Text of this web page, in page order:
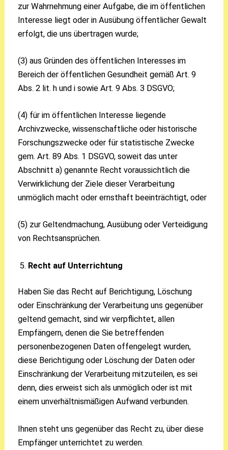
zur Wahrnehmung einer Aufgabe, die im öffentlichen
Interesse liegt oder in Ausübung öffentlicher Gewalt
erfolgt, die uns übertragen wurde;
(3) aus Gründen des öffentlichen Interesses im
Bereich der öffentlichen Gesundheit gemäß Art. 9
Abs. 2 lit. h und i sowie Art. 9 Abs. 3 DSGVO;
(4) für im öffentlichen Interesse liegende
Archivzwecke, wissenschaftliche oder historische
Forschungszwecke oder für statistische Zwecke
gem. Art. 89 Abs. 1 DSGVO, soweit das unter
Abschnitt a) genannte Recht voraussichtlich die
Verwirklichung der Ziele dieser Verarbeitung
unmöglich macht oder ernsthaft beeinträchtigt, oder
(5) zur Geltendmachung, Ausübung oder Verteidigung
von Rechtsansprüchen.
Recht auf Unterrichtung
Haben Sie das Recht auf Berichtigung, Löschung
oder Einschränkung der Verarbeitung uns gegenüber
geltend gemacht, sind wir verpflichtet, allen
Empfängern, denen die Sie betreffenden
personenbezogenen Daten offengelegt wurden,
diese Berichtigung oder Löschung der Daten oder
Einschränkung der Verarbeitung mitzuteilen, es sei
denn, dies erweist sich als unmöglich oder ist mit
einem unverhältnismäßigen Aufwand verbunden.
Ihnen steht uns gegenüber das Recht zu, über diese
Empfänger unterrichtet zu werden.